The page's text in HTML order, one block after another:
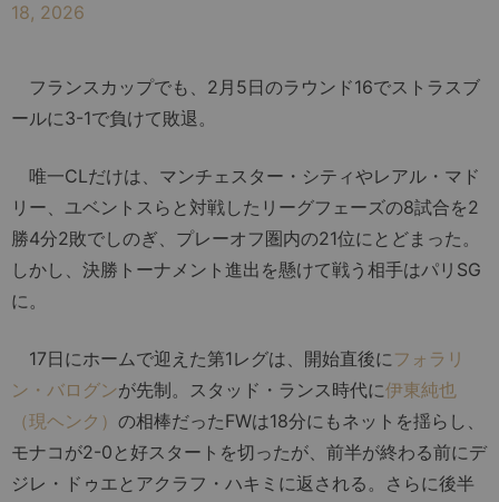
18, 2026
フランスカップでも、2月5日のラウンド16でストラスブ
ールに3-1で負けて敗退。
唯一CLだけは、マンチェスター・シティやレアル・マド
リー、ユベントスらと対戦したリーグフェーズの8試合を2
勝4分2敗でしのぎ、プレーオフ圏内の21位にとどまった。
しかし、決勝トーナメント進出を懸けて戦う相手はパリSG
に。
17日にホームで迎えた第1レグは、開始直後にフォラリ
ン・バログンが先制。スタッド・ランス時代に伊東純也
（現ヘンク） の相棒だったFWは18分にもネットを揺らし、
モナコが2-0と好スタートを切ったが、前半が終わる前にデ
ジレ・ドゥエとアクラフ・ハキミに返される。さらに後半